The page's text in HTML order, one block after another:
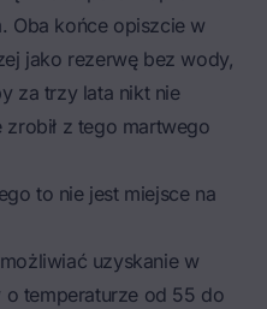
Oba końce opiszcie w
jako rezerwę bez wody,
za trzy lata nikt nie
zrobił z tego martwego
to nie jest miejsce na
uzyskanie w
temperaturze od 55 do